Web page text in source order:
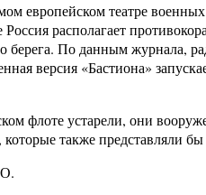
европейском театре
располагает
По данным журнала,
версия «Бастиона»
флоте устарели, они
также представляли